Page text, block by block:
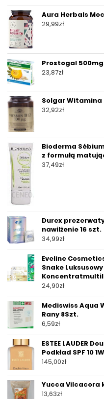
Aura Herbals
29,99zł
Prostogal
23,87zł
Solgar Witamina
32,92zł
Bioderma
z formułą
37,49zł
Durex
nawilżenie 16 szt.
34,99zł
Eveline
Snake
24,90zł
Mediswiss Aqua
Rany 8Szt.
6,59zł
ESTEE LAUDER
Podkład SPF 10
145,00zł
Yucca Vilcacora
13,63zł